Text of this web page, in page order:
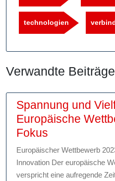
technologien
Verwandte Beiträge
Spannung und
Europäische
Fokus
und
Vielfalt:
Der
Europäischer Wettbewerb
Innovation Der europäische
verspricht eine aufregende